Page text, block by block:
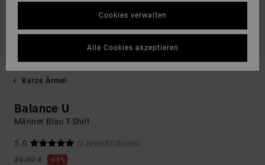
Kurze Ärmel
Balance U
Männer Blau T-Shirt
5.0
(2 BEWERTUNGEN)
30,00 €
63%
Cookies verwalten
Alle Cookies akzeptieren